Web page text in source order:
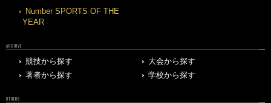
Number SPORTS OF THE
YEAR
ARCHIVE
競技から探す
大会から探す
著者から探す
学校から探す
OTHERS